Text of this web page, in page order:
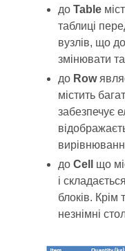
до Table
таблиці
вузлів, що
змінювати
до Row
містить
забезпечує
до Cell
що
і
блоків. Крім
незнімні